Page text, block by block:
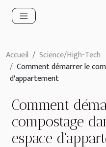
Accueil
Science/High-Tech
Comment démarrer le
d'appartement
Comment
compostage
espace